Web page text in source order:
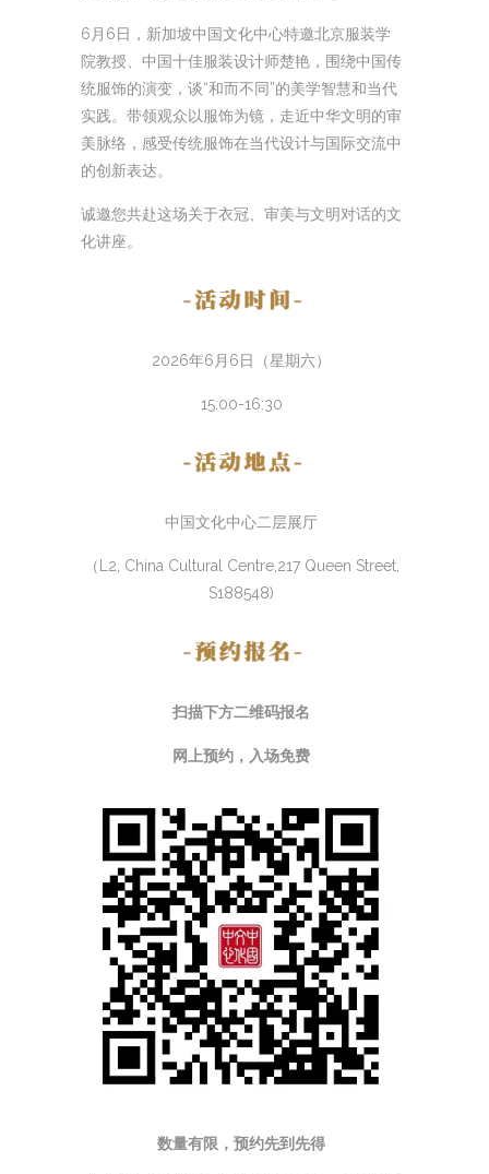
6月6日，新加坡中国文化中心特邀北京服装学
院教授、中国十佳服装设计师楚艳，围绕中国传
统服饰的演变，谈“和而不同”的美学智慧和当代
实践。带领观众以服饰为镜，走近中华文明的审
美脉络，感受传统服饰在当代设计与国际交流中
的创新表达。
诚邀您共赴这场关于衣冠、审美与文明对话的文
化讲座。
2026年6月6日（星期六）
15:00-16:30
中国文化中心二层展厅
（L2, China Cultural Centre,217 Queen Street,
S188548)
扫描下方二维码报名
网上预约，入场免费
数量有限，预约先到先得